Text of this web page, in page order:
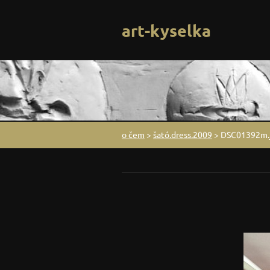
art-kyselka
o čem > šató.dress.2009 >